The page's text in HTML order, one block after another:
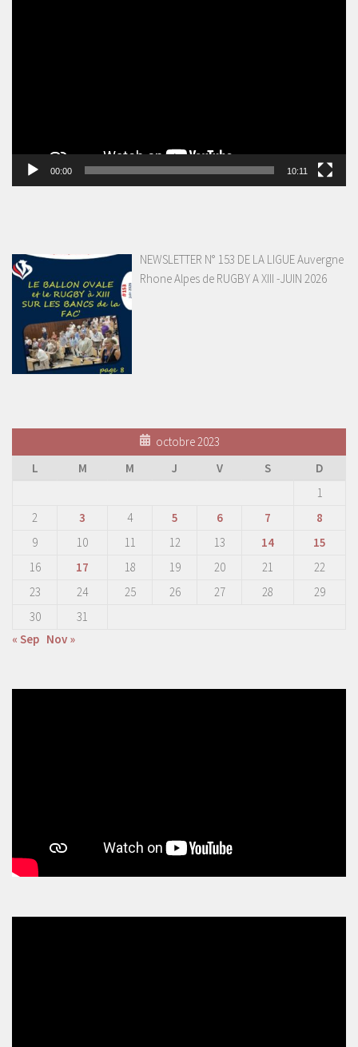
00:00 10:11
NEWSLETTER N° 153 DE LA LIGUE Auvergne
Rhone Alpes de RUGBY A XIII -JUIN 2026
octobre 2023
L
M M J V S
D
1
2
3 4 5 6 7
8
9
10 11 12 13 14
15
16
17 18 19 20 21
22
23
24 25 26 27 28
29
30
31
« Sep Nov »